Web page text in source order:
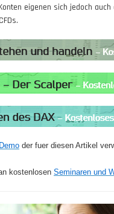
eigenen sich jedoch
der fuer diesen Artikel
kostenlosen Seminaren und